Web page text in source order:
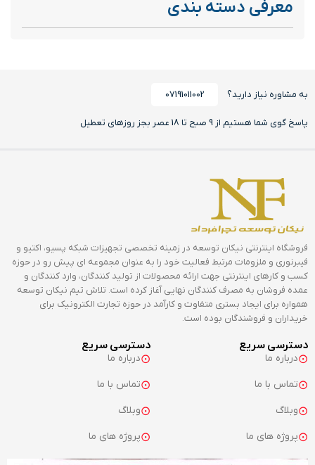
معرفی دسته بندی
به مشاوره نیاز دارید؟ 07191011002
پاسخ گوی شما هستیم از 9 صبح تا 18 عصر بجز روزهای تعطیل
فروشگاه اینترنتی نیکان توسعه در زمینه تخصصی تجهیزات شبکه پسیو، اکتیو و
فیبرنوری و ملزومات مرتبط فعالیت خود را به عنوان مجموعه ای پیش رو در حوزه
کسب و کارهای اینترنتی جهت ارائه محصولات از تولید کنندگان، وارد کنندگان و
عمده فروشان به مصرف کنندگان نهایی آغاز کرده است. تلاش تیم نیکان توسعه
همواره برای ایجاد بستری متفاوت و کارآمد در حوزه تجارت الکترونیک برای
خریداران و فروشندگان بوده است.
دسترسی سریع
درباره ما
تماس با ما
وبلاگ
پروژه های ما
دسترسی سریع
درباره ما
تماس با ما
وبلاگ
پروژه های ما